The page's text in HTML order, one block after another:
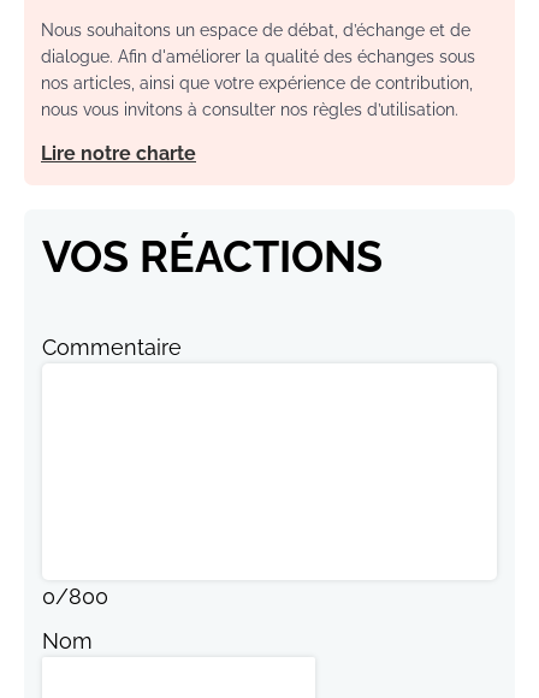
Nous souhaitons un espace de débat, d’échange et de
dialogue. Afin d'améliorer la qualité des échanges sous
nos articles, ainsi que votre expérience de contribution,
nous vous invitons à consulter nos règles d’utilisation.
Lire notre charte
VOS RÉACTIONS
Commentaire
0/800
Nom